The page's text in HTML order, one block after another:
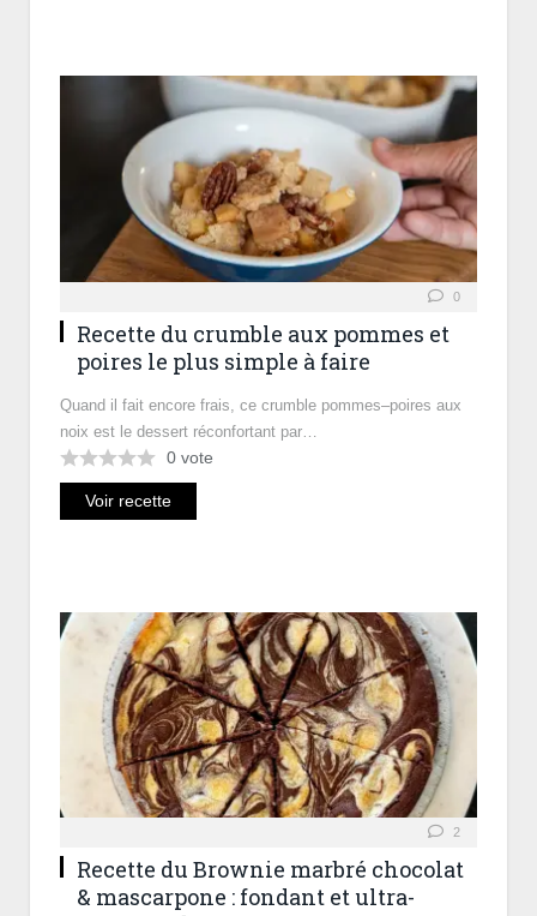
0
Recette du crumble aux pommes et
poires le plus simple à faire
Quand il fait encore frais, ce crumble pommes–poires aux
noix est le dessert réconfortant par…
0 vote
Voir recette
2
Recette du Brownie marbré chocolat
& mascarpone : fondant et ultra-